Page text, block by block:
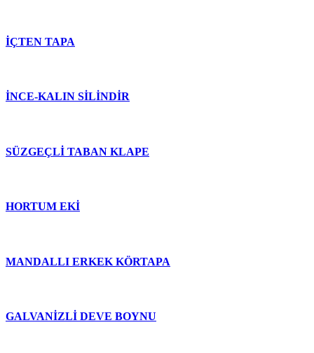
İÇTEN TAPA
İNCE-KALIN SİLİNDİR
SÜZGEÇLİ TABAN KLAPE
HORTUM EKİ
MANDALLI ERKEK KÖRTAPA
GALVANİZLİ DEVE BOYNU